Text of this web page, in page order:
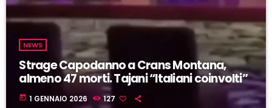
NEWS
Strage Capodanno a Crans Montana,
almeno 47 morti. Tajani “Italiani coinvolti”
today 1 GENNAIO 2026 127